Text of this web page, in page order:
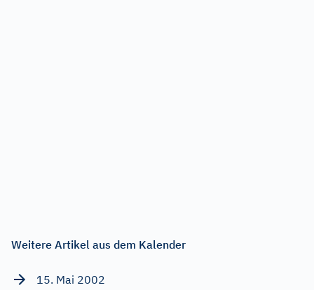
Weitere Artikel aus dem Kalender
15. Mai 2002